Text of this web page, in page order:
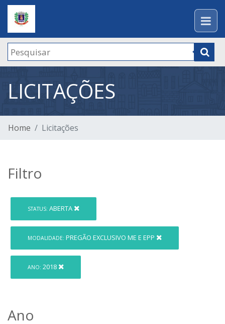
LICITAÇÕES
Home Licitações
Filtro
STATUS: ABERTA
MODALIDADE: PREGÃO EXCLUSIVO ME E EPP
ANO: 2018
Ano